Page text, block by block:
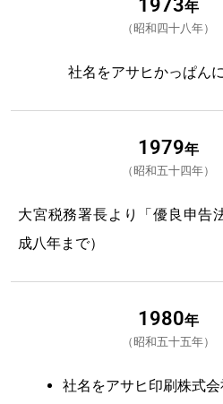
年
昭和四十八年
社名をアサヒかっぱん
1979年
昭和五十四年
大宮税務署長より「優良申告
成八年まで）
1980年
昭和五十五年
社名をアサヒ印刷株式